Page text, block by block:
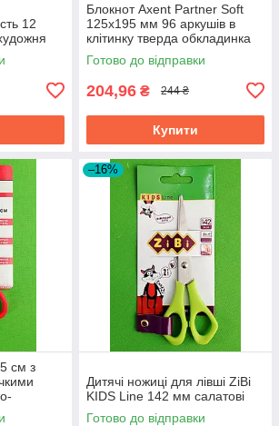
12
Блокнот Axent Partner Soft
125х195 мм 96 аркушів в
клітинку тверда обкладинка
синій
Готово до відправки
204,96 ₴ 244 ₴
Купити
см з
1.8 мм
–16%
Дитячі ножиці для лівші ZiBi
KIDS Line 142 мм салатові
Готово до відправки